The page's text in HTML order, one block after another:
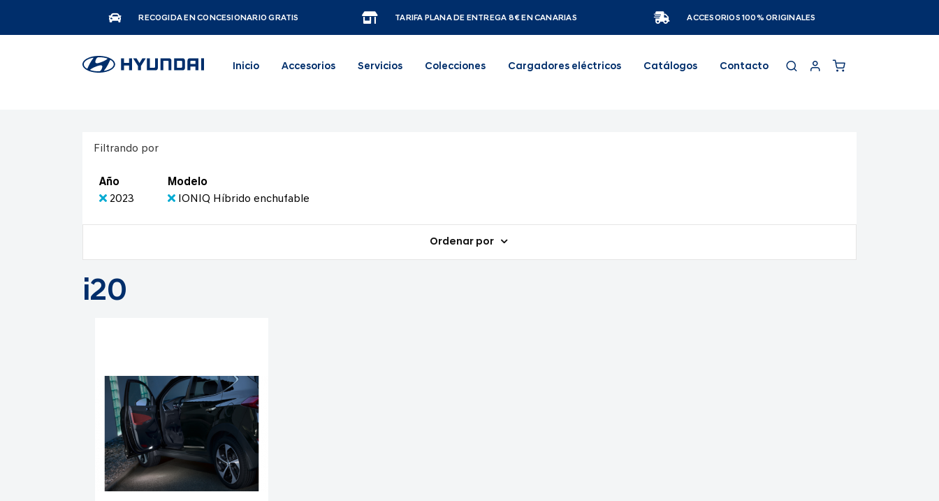
RECOGIDA EN CONCESIONARIO GRATIS TARIFA PLANA DE ENTREGA 8€ EN CANARIAS ACCESORIOS 100% ORIGINALES
Inicio Accesorios Servicios Colecciones Cargadores eléctricos Catálogos Contacto
Filtrando por
Año
2023
Modelo
IONIQ Híbrido enchufable
Ordenar por
i20